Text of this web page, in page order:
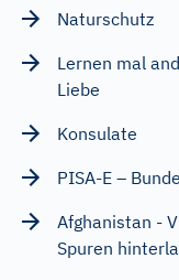
Naturschutz
Lernen mal
Liebe
Konsulate
PISA-E –
Afghanistan -
Spuren